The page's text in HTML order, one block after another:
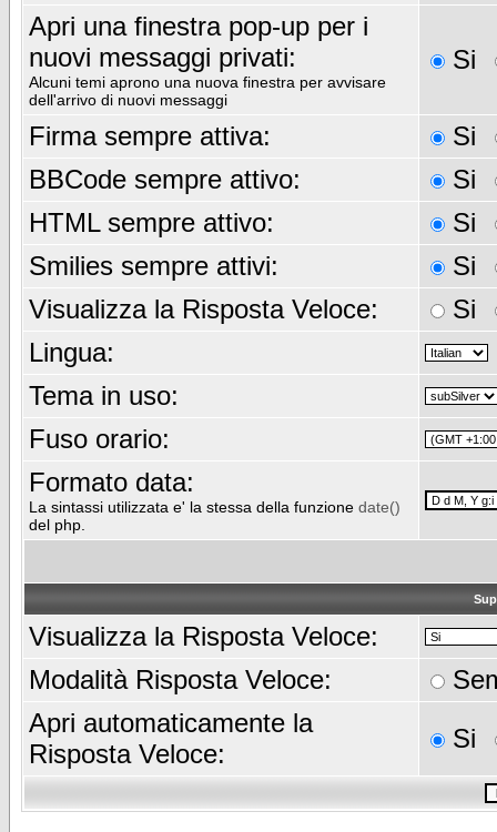
Apri una finestra pop-up per i
nuovi messaggi privati:
Alcuni temi aprono una nuova finestra per avvisare
dell'arrivo di nuovi messaggi
Si
Firma sempre attiva:
Si
BBCode sempre attivo:
Si
HTML sempre attivo:
Si
Smilies sempre attivi:
Si
Visualizza la Risposta Veloce:
Si
Lingua:
Tema in uso:
Fuso orario:
Formato data:
La sintassi utilizzata e' la stessa della funzione date()
del php.
Visualizza la Risposta Veloce:
Modalità Risposta Veloce:
Apri automaticamente la
Risposta Veloce:
Si